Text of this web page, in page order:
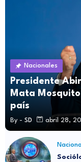
Nacionales
Presidente
Mata
país
By - SD abril 28,